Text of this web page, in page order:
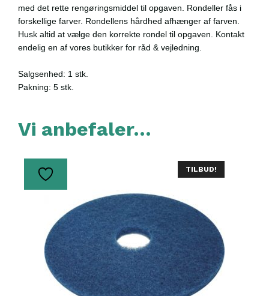
med det rette rengøringsmiddel til opgaven. Rondeller fås i
forskellige farver. Rondellens hårdhed afhænger af farven.
Husk altid at vælge den korrekte rondel til opgaven. Kontakt
endelig en af vores butikker for råd & vejledning.
Salgsenhed: 1 stk.
Pakning: 5 stk.
Vi anbefaler…
TILBUD!